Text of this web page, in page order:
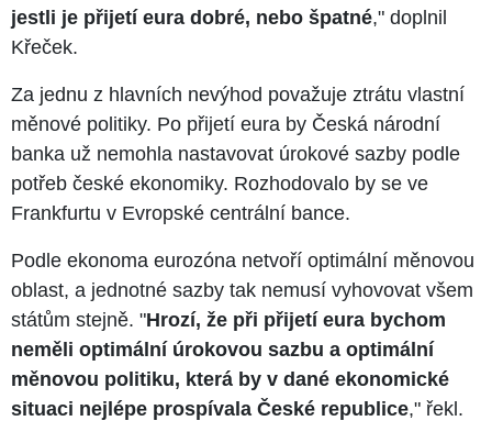
jestli je přijetí eura dobré, nebo špatné," doplnil
Křeček.
Za jednu z hlavních nevýhod považuje ztrátu vlastní
měnové politiky. Po přijetí eura by Česká národní
banka už nemohla nastavovat úrokové sazby podle
potřeb české ekonomiky. Rozhodovalo by se ve
Frankfurtu v Evropské centrální bance.
Podle ekonoma eurozóna netvoří optimální měnovou
oblast, a jednotné sazby tak nemusí vyhovovat všem
státům stejně. "Hrozí, že při přijetí eura bychom
neměli optimální úrokovou sazbu a optimální
měnovou politiku, která by v dané ekonomické
situaci nejlépe prospívala České republice," řekl.